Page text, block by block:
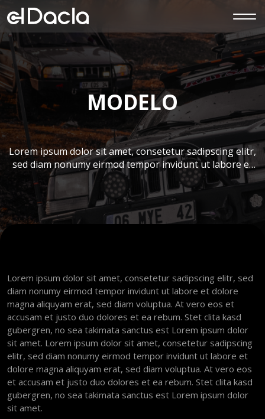
i
MODELO
Lorem ipsum dolor sit amet, consetetur sadipscing elitr,
sed diam nonumy eirmod tempor invidunt ut labore et
dolore magna aliquyam erat, sed diam voluptua. At vero
eos et accusam et justo duo dolores et ea rebum. Stet
clita kasd gubergren, no sea takimata sanctus est
Lorem ipsum dolor sit amet. Lorem ipsum dolor sit
Lorem ipsum dolor sit amet, consetetur sadipscing elitr, sed
diam nonumy eirmod tempor invidunt ut labore et dolore
magna aliquyam erat, sed diam voluptua. At vero eos et
accusam et justo duo dolores et ea rebum. Stet clita kasd
gubergren, no sea takimata sanctus est Lorem ipsum dolor
sit amet. Lorem ipsum dolor sit amet, consetetur sadipscing
elitr, sed diam nonumy eirmod tempor invidunt ut labore et
dolore magna aliquyam erat, sed diam voluptua. At vero eos
et accusam et justo duo dolores et ea rebum. Stet clita kasd
gubergren, no sea takimata sanctus est Lorem ipsum dolor
sit amet.